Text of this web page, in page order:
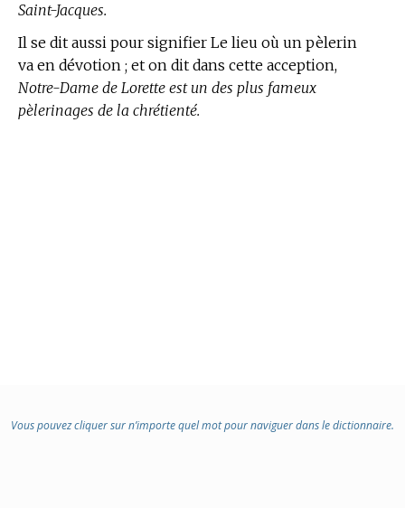
Saint-Jacques.
Il se dit aussi pour signifier Le lieu où un pèlerin
va en dévotion ; et on dit dans cette acception,
Notre-Dame de Lorette est un des plus fameux
pèlerinages de la chrétienté.
Vous pouvez cliquer sur n’importe quel mot pour naviguer dans le dictionnaire.